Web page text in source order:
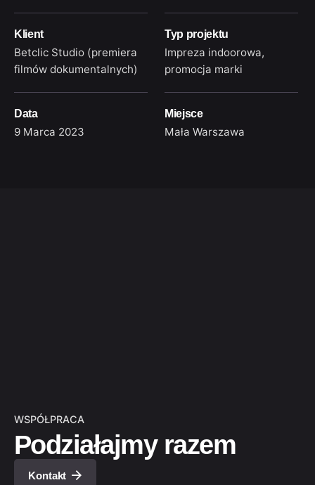
Klient
Betclic Studio (premiera
filmów dokumentalnych)
Typ projektu
Impreza indoorowa,
promocja marki
Data
9 Marca 2023
Miejsce
Mała Warszawa
WSPÓŁPRACA
Podziałajmy razem
Kontakt